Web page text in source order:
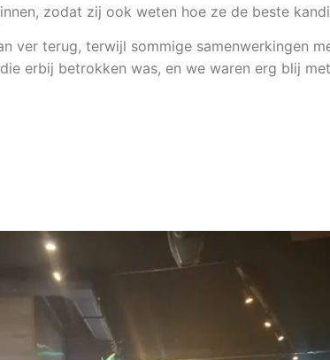
zodat zij ook weten hoe ze de beste
ver terug, terwijl sommige samenwerkingen
erbij betrokken was, en we waren erg blij